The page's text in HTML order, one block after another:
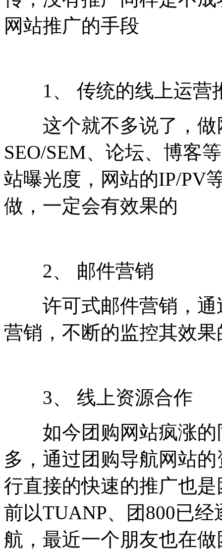
网站推广的手段
1、 传统的线上运营
这个就不多说了，做
SEO/SEM、论坛、博客
站曝光度，网站的IP/PV
做，一定会有效果的
2、 邮件营销
许可式邮件营销，通
营销，不断的监控其效
3、 线上资源合作
如今团购网站疯涨的
多，通过团购导航网站
行直接的快速的推广也
前以TUANP、团800已
航，最近一个朋友也在